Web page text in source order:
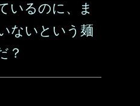
いるのに、ま
ないという麺
？